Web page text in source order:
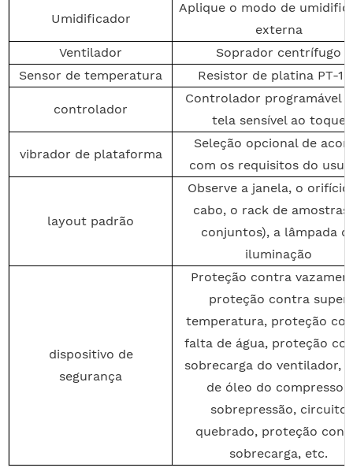
Umidificador
Aplique o modo de
externa
Ventilador
Soprador centrífugo
Sensor de temperatura
Resistor de platina PT-
controlador
Controlador programável
tela sensível ao toque
vibrador de plataforma
Seleção opcional de
com os requisitos do
layout padrão
Observe a janela, o
cabo, o rack de amostras
conjuntos), a lâmpada
iluminação
dispositivo de
segurança
Proteção contra
proteção contra super
temperatura, proteção
falta de água, proteção
sobrecarga do ventilador,
de óleo do compressor,
sobrepressão, circuito
quebrado, proteção
sobrecarga, etc.